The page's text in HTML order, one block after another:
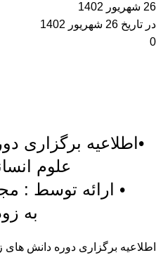
26 شهریور 1402
در تاریخ 26 شهریور 1402
0
•اطلاعیه برگزاری
علوم
• ارائه توسط :
به
اطلاعیه برگزاری دوره دانش های